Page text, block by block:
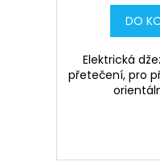
DO
Elektrická
přetečení, pro